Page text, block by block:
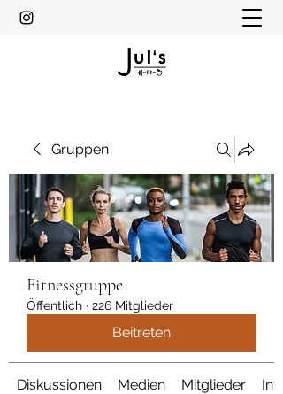
Gruppen
Fitnessgruppe
Öffentlich · 226 Mitglieder
Beitreten
Diskussionen Medien Mitglieder Info